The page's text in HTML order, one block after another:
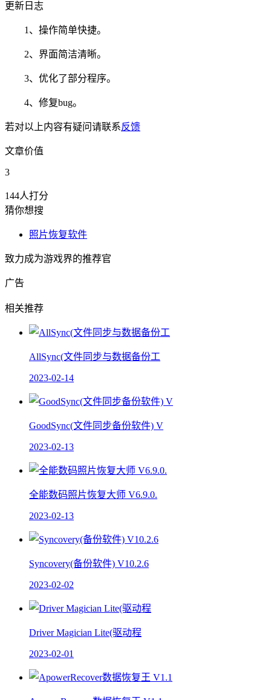
更新日志
1、操作简单快捷。
2、界面简洁清晰。
3、优化了部分程序。
4、修复bug。
若对以上内容有疑问请联系反馈
文章价值
3
144人打分
猜你想搜
照片恢复软件
致力成为游戏界的推荐官
广告
相关推荐
AllSync(文件同步与数据备份工
2023-02-14
GoodSync(文件同步备份软件) V
2023-02-13
全能数码照片恢复大师 V6.9.0.
2023-02-13
Syncovery(备份软件) V10.2.6
2023-02-02
Driver Magician Lite(驱动程
2023-02-01